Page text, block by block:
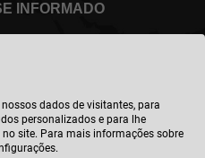
INFORMADO
portuguêsdados de visitantes, para
personalizados e para lhe
site. Para mais informações sobre